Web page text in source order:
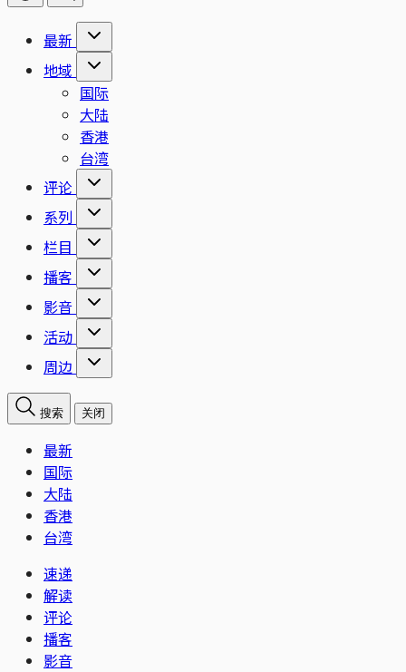
最新
地域
国际
大陆
香港
台湾
评论
系列
栏目
播客
影音
活动
周边
搜索 关闭
最新
国际
大陆
香港
台湾
速递
解读
评论
播客
影音